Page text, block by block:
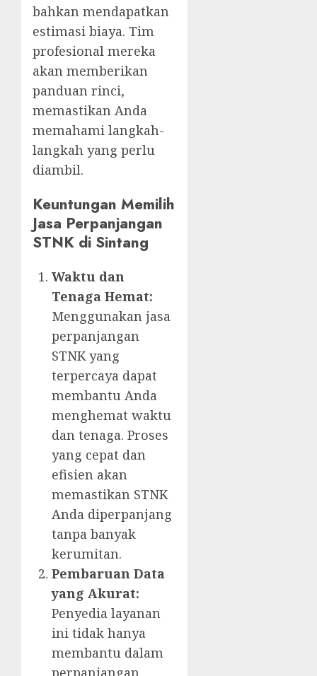
bahkan mendapatkan
estimasi biaya. Tim
profesional mereka
akan memberikan
panduan rinci,
memastikan Anda
memahami langkah-
langkah yang perlu
diambil.
Keuntungan Memilih
Jasa Perpanjangan
STNK di Sintang
Waktu dan
Tenaga Hemat:
Menggunakan jasa
perpanjangan
STNK yang
terpercaya dapat
membantu Anda
menghemat waktu
dan tenaga. Proses
yang cepat dan
efisien akan
memastikan STNK
Anda diperpanjang
tanpa banyak
kerumitan.
Pembaruan Data
yang Akurat:
Penyedia layanan
ini tidak hanya
membantu dalam